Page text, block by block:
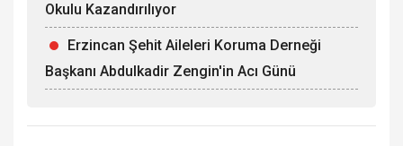
Okulu Kazandırılıyor
Erzincan Şehit Aileleri Koruma Derneği
Başkanı Abdulkadir Zengin'in Acı Günü